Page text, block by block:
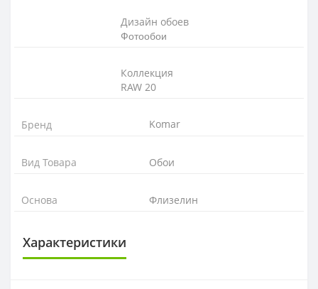
Дизайн обоев
Фотообои
Коллекция
RAW 20
Бренд Komar
Вид Товара Обои
Основа Флизелин
Характеристики